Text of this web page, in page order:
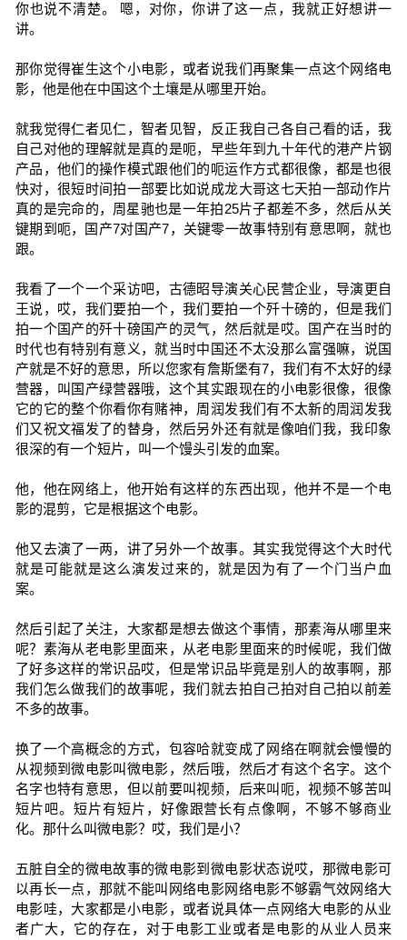
你也说不清楚。 嗯，对你，你讲了这一点，我就正好想讲一
讲。
那你觉得崔生这个小电影，或者说我们再聚集一点这个网络电
影，他是他在中国这个土壤是从哪里开始。
就我觉得仁者见仁，智者见智，反正我自己各自己看的话，我
自己对他的理解就是真的是呃，早些年到九十年代的港产片钢
产品，他们的操作模式跟他们的呃运作方式都很像，都是也很
快对，很短时间拍一部要比如说成龙大哥这七天拍一部动作片
真的是完命的，周星驰也是一年拍25片子都差不多，然后从关
键期到呃，国产7对国产7，关键零一故事特别有意思啊，就也
跟。
我看了一个一个采访吧，古德昭导演关心民营企业，导演更自
王说，哎，我们要拍一个，我们要拍一个歼十磅的，但是我们
拍一个国产的歼十磅国产的灵气，然后就是哎。国产在当时的
时代也有特别有意义，就当时中国还不太没那么富强嘛，说国
产就是不好的意思，所以您家有詹斯堡有7，我们有不太好的绿
营器，叫国产绿营器哦，这个其实跟现在的小电影很像，很像
它的它的整个你看你有赌神，周润发我们有不太新的周润发我
们又祝文福发了的替身，然后另外还有就是像咱们我，我印象
很深的有一个短片，叫一个馒头引发的血案。
他，他在网络上，他开始有这样的东西出现，他并不是一个电
影的混剪，它是根据这个电影。
他又去演了一两，讲了另外一个故事。其实我觉得这个大时代
就是可能就是这么演发过来的，就是因为有了一个门当户血
案。
然后引起了关注，大家都是想去做这个事情，那素海从哪里来
呢？素海从老电影里面来，从老电影里面来的时候呢，我们做
了好多这样的常识品哎，但是常识品毕竟是别人的故事啊，那
我们怎么做我们的故事呢，我们就去拍自己拍对自己拍以前差
不多的故事。
换了一个高概念的方式，包容哈就变成了网络在啊就会慢慢的
从视频到微电影叫微电影，然后哦，然后才有这个名字。这个
名字也特有意思，但以前要叫视频，后来叫呃，视频不够苦叫
短片吧。短片有短片，好像跟营长有点像啊，不够不够商业
化。那什么叫微电影？哎，我们是小？
五脏自全的微电故事的微电影到微电影状态说哎，那微电影可
以再长一点，那就不能叫网络电影网络电影不够霸气效网络大
电影哇，大家都是小电影，或者说具体一点网络大电影的从业
者广大，它的存在，对于电影工业或者是电影的从业人员来